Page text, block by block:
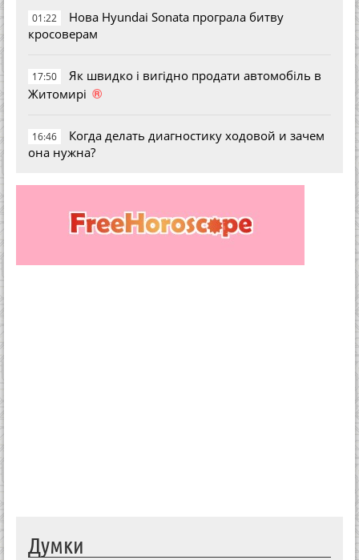
01:22
Нова Hyundai Sonata програла битву
кросоверам
17:50
Як швидко і вигідно продати автомобіль в
Житомирі ®
16:46
Когда делать диагностику ходовой и зачем
она нужна?
Думки